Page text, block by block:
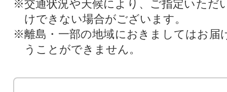
※交通状況や天候により、ご指定いただ
けできない場合がございます。
※離島・一部の地域におきましてはお届
うことができません。